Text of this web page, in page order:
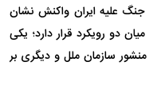
جنگ علیه ایران واکنش نشان
دو رویکرد قرار دارد؛ یکی
سازمان ملل و دیگری بر